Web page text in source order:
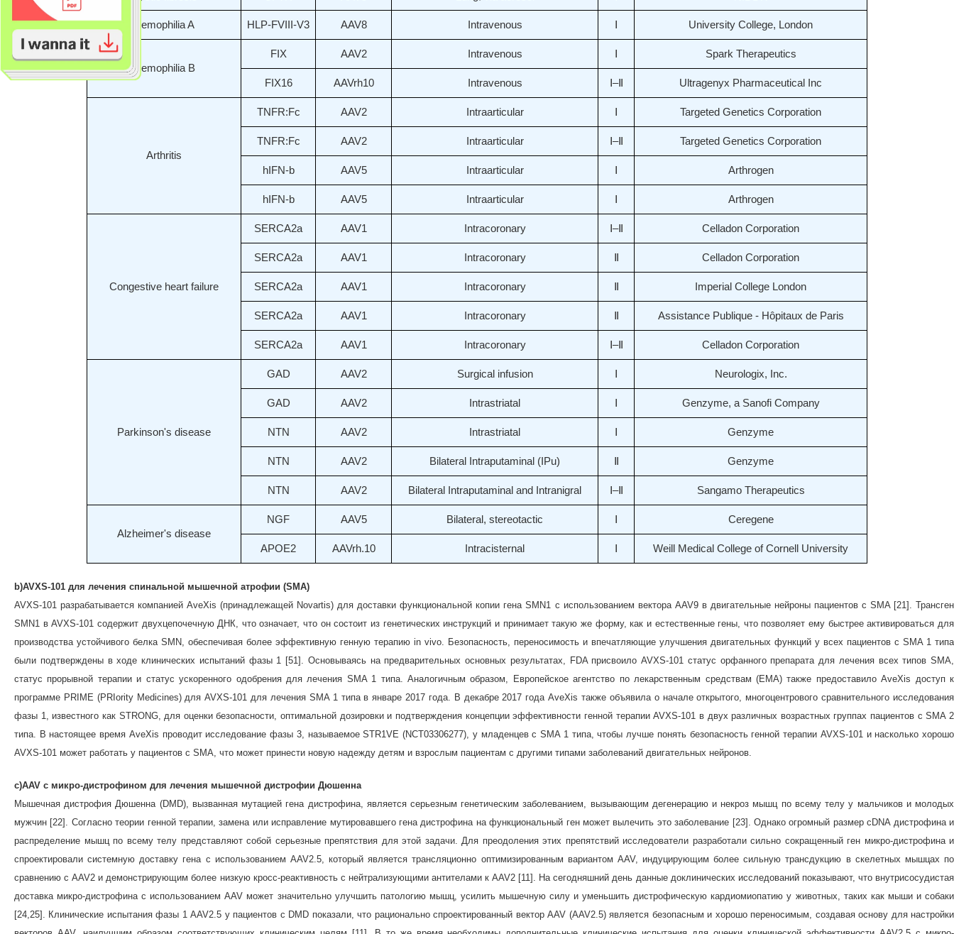
Hemophilia A HLP-FVIII-V3 AAV8 Intravenous Ⅰ University College, London
Hemophilia B
FIX AAV2 Intravenous Ⅰ Spark Therapeutics
FIX16 AAVrh10 Intravenous Ⅰ–Ⅱ Ultragenyx Pharmaceutical Inc
Arthritis
TNFR:Fc AAV2 Intraarticular Ⅰ Targeted Genetics Corporation
TNFR:Fc AAV2 Intraarticular Ⅰ–Ⅱ Targeted Genetics Corporation
hIFN-b AAV5 Intraarticular Ⅰ Arthrogen
hIFN-b AAV5 Intraarticular Ⅰ Arthrogen
Congestive heart failure
SERCA2a AAV1 Intracoronary Ⅰ–Ⅱ Celladon Corporation
SERCA2a AAV1 Intracoronary Ⅱ Celladon Corporation
SERCA2a AAV1 Intracoronary Ⅱ Imperial College London
SERCA2a AAV1 Intracoronary Ⅱ Assistance Publique - Hôpitaux de Paris
SERCA2a AAV1 Intracoronary Ⅰ–Ⅱ Celladon Corporation
Parkinson's disease
GAD AAV2 Surgical infusion Ⅰ Neurologix, Inc.
GAD AAV2 Intrastriatal Ⅰ Genzyme, a Sanofi Company
NTN AAV2 Intrastriatal Ⅰ Genzyme
NTN AAV2 Bilateral Intraputaminal (IPu) Ⅱ Genzyme
NTN AAV2 Bilateral Intraputaminal and Intranigral Ⅰ–Ⅱ Sangamo Therapeutics
Alzheimer's disease
NGF AAV5 Bilateral, stereotactic Ⅰ Ceregene
APOE2 AAVrh.10 Intracisternal Ⅰ Weill Medical College of Cornell University
b)AVXS-101 для лечения спинальной мышечной атрофии (SMA)
AVXS-101 разрабатывается компанией AveXis (принадлежащей Novartis) для доставки функциональной копии гена SMN1 с использованием вектора AAV9 в двигательные нейроны пациентов с SMA [21]. Трансген
SMN1 в AVXS-101 содержит двухцепочечную ДНК, что означает, что он состоит из генетических инструкций и принимает такую же форму, как и естественные гены, что позволяет ему быстрее активироваться для
производства устойчивого белка SMN, обеспечивая более эффективную генную терапию in vivo. Безопасность, переносимость и впечатляющие улучшения двигательных функций у всех пациентов с SMA 1 типа
были подтверждены в ходе клинических испытаний фазы 1 [51]. Основываясь на предварительных основных результатах, FDA присвоило AVXS-101 статус орфанного препарата для лечения всех типов SMA,
статус прорывной терапии и статус ускоренного одобрения для лечения SMA 1 типа. Аналогичным образом, Европейское агентство по лекарственным средствам (EMA) также предоставило AveXis доступ к
программе PRIME (PRIority Medicines) для AVXS-101 для лечения SMA 1 типа в январе 2017 года. В декабре 2017 года AveXis также объявила о начале открытого, многоцентрового сравнительного исследования
фазы 1, известного как STRONG, для оценки безопасности, оптимальной дозировки и подтверждения концепции эффективности генной терапии AVXS-101 в двух различных возрастных группах пациентов с SMA 2
типа. В настоящее время AveXis проводит исследование фазы 3, называемое STR1VE (NCT03306277), у младенцев с SMA 1 типа, чтобы лучше понять безопасность генной терапии AVXS-101 и насколько хорошо
AVXS-101 может работать у пациентов с SMA, что может принести новую надежду детям и взрослым пациентам с другими типами заболеваний двигательных нейронов.
c)AAV с микро-дистрофином для лечения мышечной дистрофии Дюшенна
Мышечная дистрофия Дюшенна (DMD), вызванная мутацией гена дистрофина, является серьезным генетическим заболеванием, вызывающим дегенерацию и некроз мышц по всему телу у мальчиков и молодых
мужчин [22]. Согласно теории генной терапии, замена или исправление мутировавшего гена дистрофина на функциональный ген может вылечить это заболевание [23]. Однако огромный размер cDNA дистрофина и
распределение мышц по всему телу представляют собой серьезные препятствия для этой задачи. Для преодоления этих препятствий исследователи разработали сильно сокращенный ген микро-дистрофина и
спроектировали системную доставку гена с использованием AAV2.5, который является трансляционно оптимизированным вариантом AAV, индуцирующим более сильную трансдукцию в скелетных мышцах по
сравнению с AAV2 и демонстрирующим более низкую кросс-реактивность с нейтрализующими антителами к AAV2 [11]. На сегодняшний день данные доклинических исследований показывают, что внутрисосудистая
доставка микро-дистрофина с использованием AAV может значительно улучшить патологию мышц, усилить мышечную силу и уменьшить дистрофическую кардиомиопатию у животных, таких как мыши и собаки
[24,25]. Клинические испытания фазы 1 AAV2.5 у пациентов с DMD показали, что рационально спроектированный вектор AAV (AAV2.5) является безопасным и хорошо переносимым, создавая основу для настройки